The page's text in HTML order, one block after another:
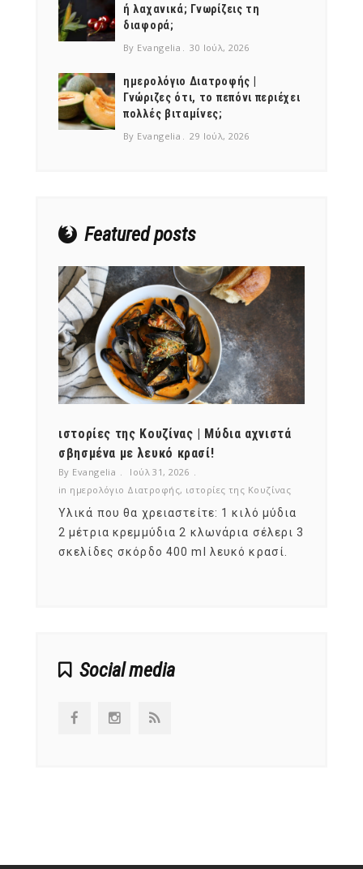
ή λαχανικά; Γνωρίζεις τη
διαφορά;
By Evangelia 30 Ιούλ, 2026
ημερολόγιο Διατροφής |
Γνώριζες ότι, το πεπόνι περιέχει
πολλές βιταμίνες;
By Evangelia 29 Ιούλ, 2026
Featured posts
ιστορίες της Κουζίνας | Μύδια αχνιστά
σβησμένα με λευκό κρασί!
By Evangelia
Ιούλ 31, 2026
in ημερολόγιο Διατροφής, ιστορίες της Κουζίνας
Υλικά που θα χρειαστείτε: 1 κιλό μύδια
2 μέτρια κρεμμύδια 2 κλωνάρια σέλερι 3
σκελίδες σκόρδο 400 ml λευκό κρασί.
Social media
NEWSLETTER
mel
y updates
fro
m